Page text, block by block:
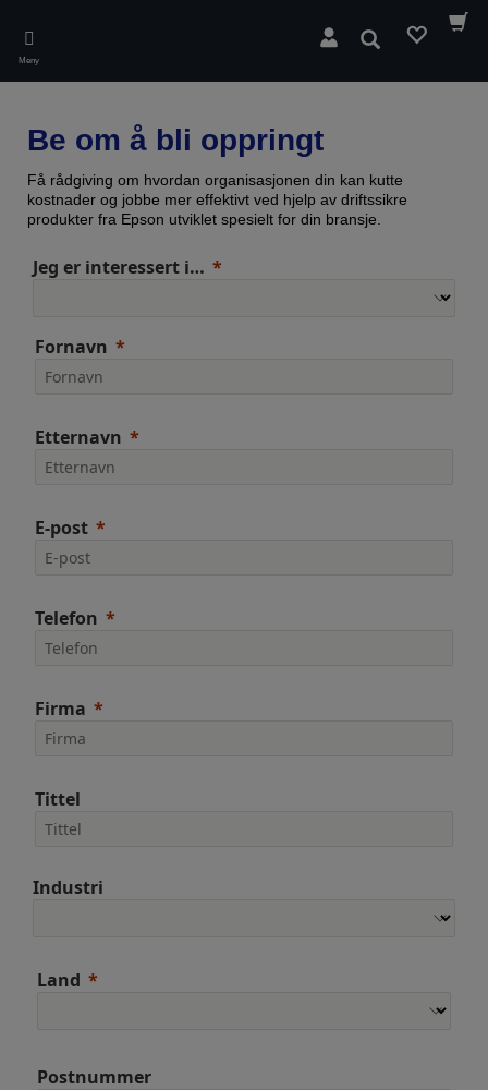
main
content
Meny
Søk
Be om å bli oppringt
Få rådgiving om hvordan organisasjonen din kan kutte
kostnader og jobbe mer effektivt ved hjelp av driftssikre
produkter fra Epson utviklet spesielt for din bransje.
Jeg er interessert i…
Fornavn
Etternavn
E-post
Telefon
Firma
Tittel
Industri
Land
Postnummer